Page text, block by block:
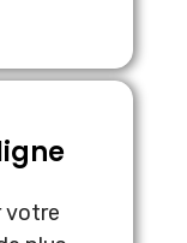
votre